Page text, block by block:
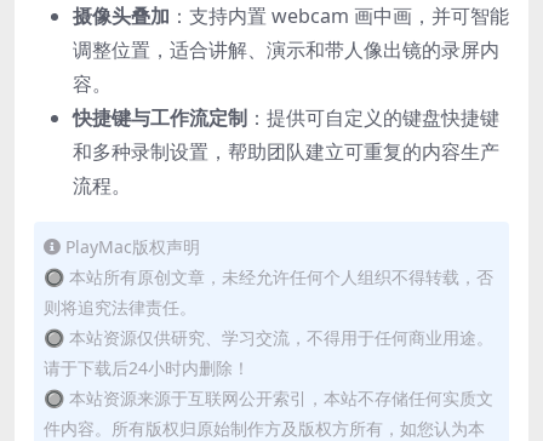
摄像头叠加 ：支持内置 webcam 画中画，并可智能
调整位置，适合讲解、演示和带人像出镜的录屏内
容。
快捷键与工作流定制 ：提供可自定义的键盘快捷键
和多种录制设置，帮助团队建立可重复的内容生产
流程。
PlayMac版权声明
🔘 本站所有原创文章，未经允许任何个人组织不得转载，否
则将追究法律责任。
🔘 本站资源仅供研究、学习交流，不得用于任何商业用途。
请于下载后24小时内删除！
🔘 本站资源来源于互联网公开索引，本站不存储任何实质文
件内容。所有版权归原始制作方及版权方所有，如您认为本